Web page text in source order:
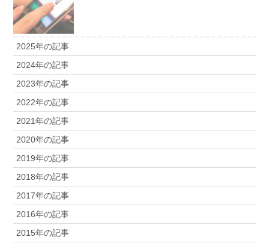
2025年の記事
2024年の記事
2023年の記事
2022年の記事
2021年の記事
2020年の記事
2019年の記事
2018年の記事
2017年の記事
2016年の記事
2015年の記事